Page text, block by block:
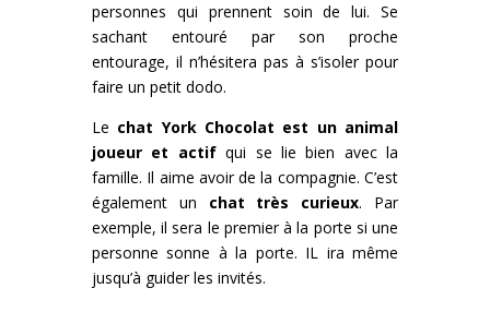
personnes qui prennent soin de lui. Se
sachant entouré par son proche
entourage, il n’hésitera pas à s’isoler pour
faire un petit dodo.
Le chat York Chocolat est un animal
joueur et actifqui se lie bien avec la
famille. Il aime avoir de la compagnie. C’est
également un chat très curieux. Par
exemple, il sera le premier à la porte si une
personne sonne à la porte. IL ira même
jusqu’à guider les invités.